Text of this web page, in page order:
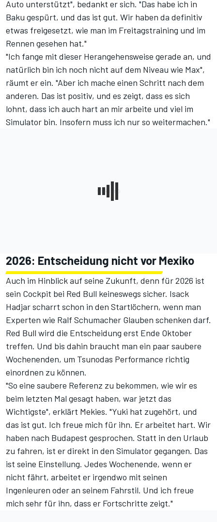
Auto unterstützt", bedankt er sich. "Das habe ich in
Baku gespürt, und das ist gut. Wir haben da definitiv
etwas freigesetzt, wie man im Freitagstraining und im
Rennen gesehen hat."
"Ich fange mit dieser Herangehensweise gerade an, und
natürlich bin ich noch nicht auf dem Niveau wie Max",
räumt er ein. "Aber ich mache einen Schritt nach dem
anderen. Das ist positiv, und es zeigt, dass es sich
lohnt, dass ich auch hart an mir arbeite und viel im
Simulator bin. Insofern muss ich nur so weitermachen."
2026: Entscheidung nicht vor Mexiko
Auch im Hinblick auf seine Zukunft, denn für 2026 ist
sein Cockpit bei Red Bull keineswegs sicher. Isack
Hadjar scharrt schon in den Startlöchern, wenn man
Experten wie Ralf Schumacher Glauben schenken darf.
Red Bull wird die Entscheidung erst Ende Oktober
treffen. Und bis dahin braucht man ein paar saubere
Wochenenden, um Tsunodas Performance richtig
einordnen zu können.
"So eine saubere Referenz zu bekommen, wie wir es
beim letzten Mal gesagt haben, war jetzt das
Wichtigste", erklärt Mekies. "Yuki hat zugehört, und
das ist gut. Ich freue mich für ihn. Er arbeitet hart. Wir
haben nach Budapest gesprochen. Statt in den Urlaub
zu fahren, ist er direkt in den Simulator gegangen. Das
ist seine Einstellung. Jedes Wochenende, wenn er
nicht fährt, arbeitet er irgendwo mit seinen
Ingenieuren oder an seinem Fahrstil. Und ich freue
mich sehr für ihn, dass er Fortschritte zeigt."